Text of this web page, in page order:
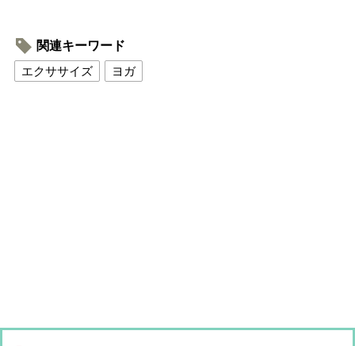
関連キーワード
エクササイズ
ヨガ